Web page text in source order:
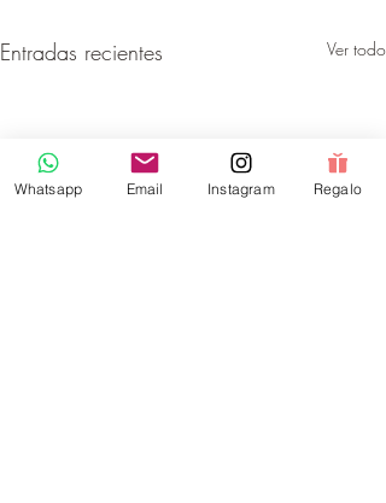
Entradas recientes Ver todo
Whatsapp Email Instagram Regalo